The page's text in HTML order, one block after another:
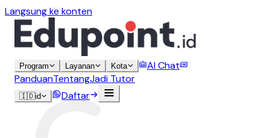
Langsung ke konten
Program Layanan Kota
AI Chat
PanduanTentangJadi Tutor
🇮🇩id Daftar